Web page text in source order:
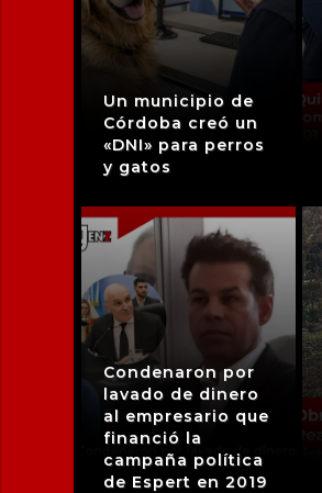
Un municipio de
Córdoba creó un
«DNI» para perros
y gatos
Condenaron por
lavado de dinero
al empresario que
financió la
campaña política
de Espert en 2019